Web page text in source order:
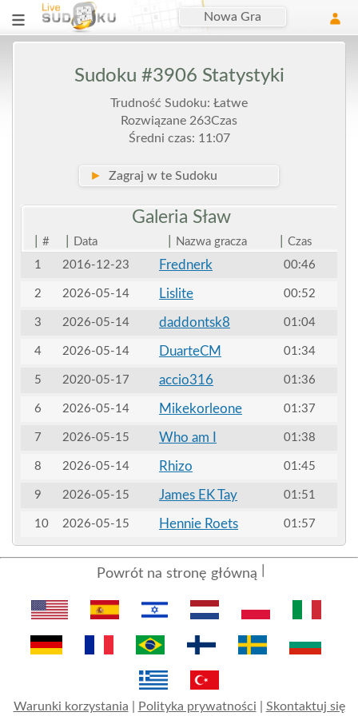
Nowa Gra
Sudoku #3906 Statystyki
Trudność Sudoku: Łatwe
Rozwiązane 263Czas
Średni czas: 11:07
► Zagraj w te Sudoku
Galeria Sław
# Data Nazwa gracza
Czas
1
2016-12-23 Frednerk 00:46
2 2026-05-14 Lislite 00:52
3 2026-05-14 daddontsk8 01:04
4 2026-05-14 DuarteCM 01:34
5 2020-05-17 accio316 01:36
6 2026-05-14 Mikekorleone 01:37
7 2026-05-15 Who am I 01:38
8 2026-05-14 Rhizo 01:45
9 2026-05-15 James EK Tay 01:51
10 2026-05-15 Hennie Roets 01:57
Powrót na stronę główną
Warunki korzystania Polityka prywatności Skontaktuj się